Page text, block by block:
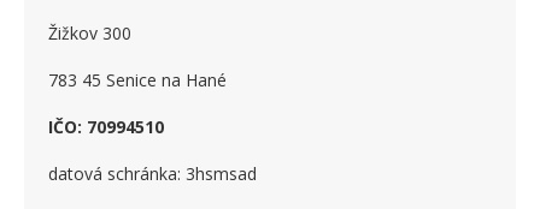
Žižkov 300
783 45 Senice na Hané
IČO: 70994510
datová schránka: 3hsmsad